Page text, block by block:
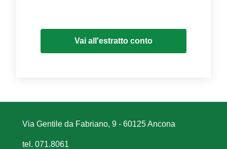
Vai all'estratto conto
Via Gentile da Fabriano, 9 - 60125 Ancona
tel. 071.8061